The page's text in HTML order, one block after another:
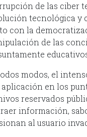
de las ciber
tecnológica y
con la
de las
modos, el
aplicación en los
reservados
información,
al usuario